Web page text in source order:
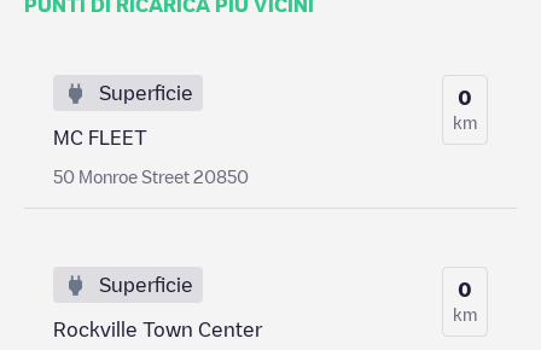
PUNTI DI RICARICA PIÙ VICINI
Superficie
MC FLEET
50 Monroe Street 20850
0
km
Superficie
Rockville Town Center
0
km